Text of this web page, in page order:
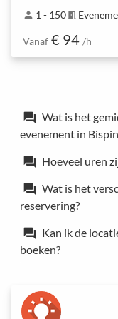
person 1 - 150meeting_room
Vanaf € 94 /h
forum Wat is het
evenement in
forum Hoeveel uren
forum Wat is het
reservering?
forum Kan ik de
boeken?